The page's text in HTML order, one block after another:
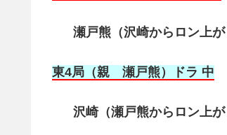
瀬戸熊（沢崎からロン上
東4局（親 瀬戸熊）ドラ 中
沢崎（瀬戸熊からロン上